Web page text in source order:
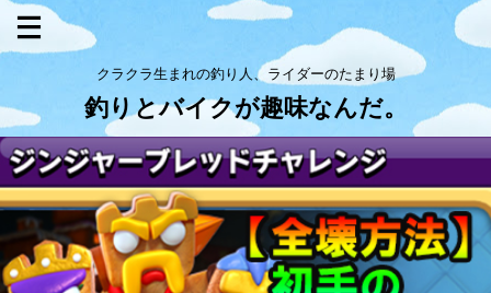
クラクラ生まれの釣り人、ライダーのたまり場
釣りとバイクが趣味なんだ。